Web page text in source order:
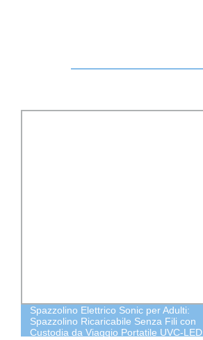
Spazzolino Elettrico Sonic per Adulti:
Spazzolino Ricaricabile Senza Fili con
Custodia da Viaggio Portatile UVC-LED,